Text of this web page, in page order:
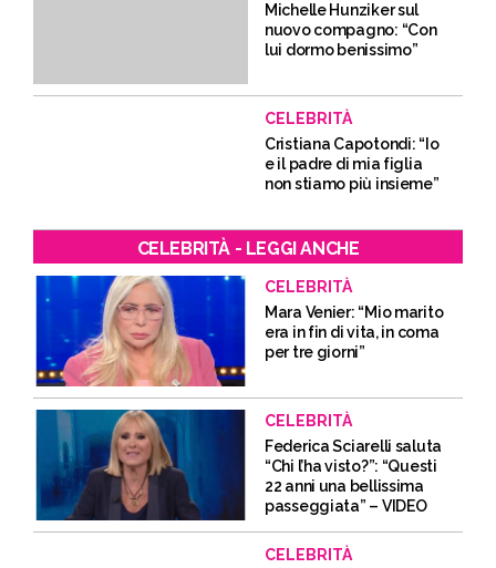
Michelle Hunziker sul
nuovo compagno: “Con
lui dormo benissimo”
CELEBRITÀ
Cristiana Capotondi: “Io
e il padre di mia figlia
non stiamo più insieme”
CELEBRITÀ - LEGGI ANCHE
CELEBRITÀ
Mara Venier: “Mio marito
era in fin di vita, in coma
per tre giorni”
CELEBRITÀ
Federica Sciarelli saluta
“Chi l’ha visto?”: “Questi
22 anni una bellissima
passeggiata” – VIDEO
CELEBRITÀ